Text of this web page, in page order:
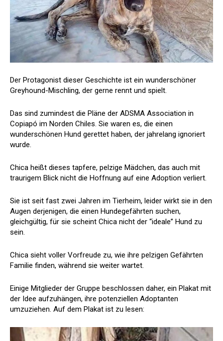
Der Protagonist dieser Geschichte ist ein wunderschöner
Greyhound-Mischling, der gerne rennt und spielt.
Das sind zumindest die Pläne der ADSMA Association in
Copiapó im Norden Chiles. Sie waren es, die einen
wunderschönen Hund gerettet haben, der jahrelang ignoriert
wurde.
Chica heißt dieses tapfere, pelzige Mädchen, das auch mit
traurigem Blick nicht die Hoffnung auf eine Adoption verliert.
Sie ist seit fast zwei Jahren im Tierheim, leider wirkt sie in den
Augen derjenigen, die einen Hundegefährten suchen,
gleichgültig, für sie scheint Chica nicht der “ideale” Hund zu
sein.
Chica sieht voller Vorfreude zu, wie ihre pelzigen Gefährten
Familie finden, während sie weiter wartet.
Einige Mitglieder der Gruppe beschlossen daher, ein Plakat mit
der Idee aufzuhängen, ihre potenziellen Adoptanten
umzuziehen. Auf dem Plakat ist zu lesen: